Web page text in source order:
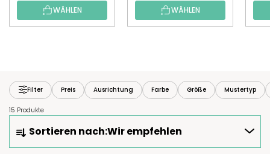
WÄHLEN WÄHLEN
Filter Preis Ausrichtung Farbe Größe Mustertyp
15 Produkte
O
Sortieren nach:Wir empfehlen